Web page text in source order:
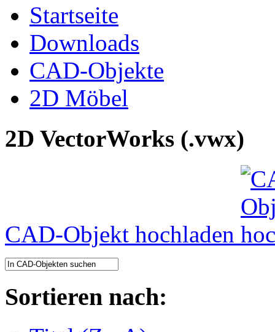
Startseite
Downloads
CAD-Objekte
2D Möbel
2D VectorWorks (.vwx)
CAD-Objekt hochladen
Sortieren nach: